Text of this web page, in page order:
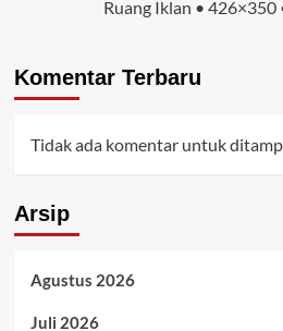
Ruang Iklan •
Komentar Terbaru
Tidak ada komentar untuk
Arsip
Agustus 2026
Juli 2026